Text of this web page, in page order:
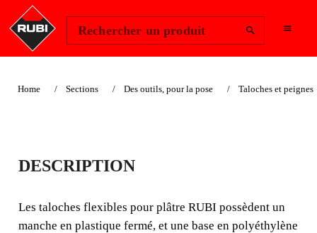
Rechercher un produit
Home Sections Des outils, pour la pose Taloches et peignes
TALOCHES
FLEXIBLES POUR
PLÂTRE
DESCRIPTION
Les taloches flexibles pour plâtre RUBI possèdent un
manche en plastique fermé, et une base en polyéthylène